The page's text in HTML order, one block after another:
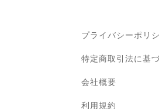
プライバシーポリ
特定商取引法に基
会社概要
利用規約